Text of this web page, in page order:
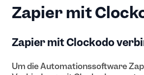
Zapier mit
Zapier mit Clockodo
Um die Automationssoftware